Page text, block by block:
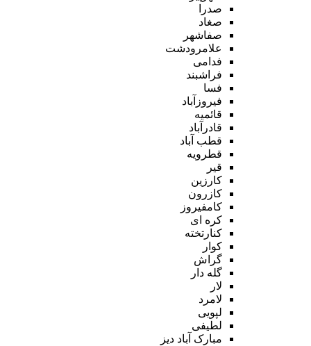
صدرا
صغاد
صفاشهر
علامرودشت
فدامی
فراشبند
فسا
فیروزآباد
قائمیه
قادرآباد
قطب آباد
قطرویه
قیر
کارزین
کازرون
کامفیروز
کره ای
کنارتخته
کوار
گراش
گله دار
لار
لامرد
لپویی
لطیفی
مبارک آباد دیز